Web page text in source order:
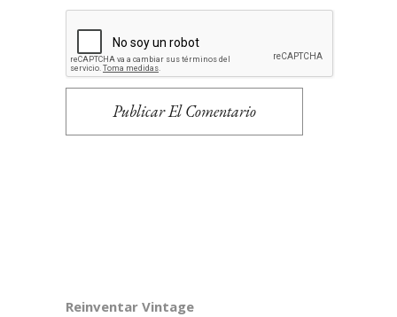
Publicar El Comentario
Reinventar Vintage